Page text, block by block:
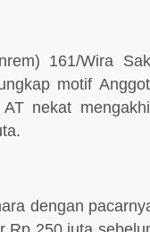
161/Wira
motif
nekat
dengan